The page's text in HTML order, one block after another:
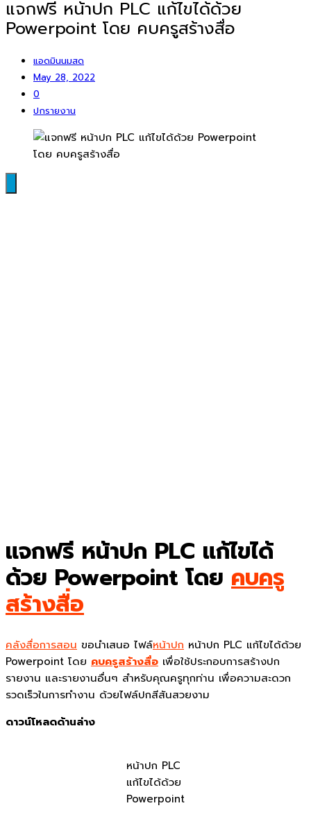
แจกฟรี หน้าปก PLC แก้ไขได้ด้วย
Powerpoint โดย คบครูสร้างสื่อ
แอดมินนมสด
May 28, 2022
0
ปกรายงาน
แจกฟรี หน้าปก PLC แก้ไขได้
ด้วย Powerpoint โดย คบครู
สร้างสื่อ
คลังสื่อการสอน ขอนำเสนอ ไฟล์หน้าปก หน้าปก PLC แก้ไขได้ด้วย
Powerpoint โดย คบครูสร้างสื่อ เพื่อใช้ประกอบการสร้างปก
รายงาน และรายงานอื่นๆ สำหรับคุณครูทุกท่าน เพื่อความสะดวก
รวดเร็วในการทำงาน ด้วยไฟล์ปกสีสันสวยงาม
ดาวน์โหลดด้านล่าง
หน้าปก PLC
แก้ไขได้ด้วย
Powerpoint